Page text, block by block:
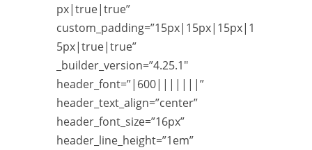
px|true|true”
custom_padding=”15px|15px|15px|1
5px|true|true”
_builder_version=”4.25.1″
header_font=”|600|||||||”
header_text_align=”center”
header_font_size=”16px”
header_line_height=”1em”